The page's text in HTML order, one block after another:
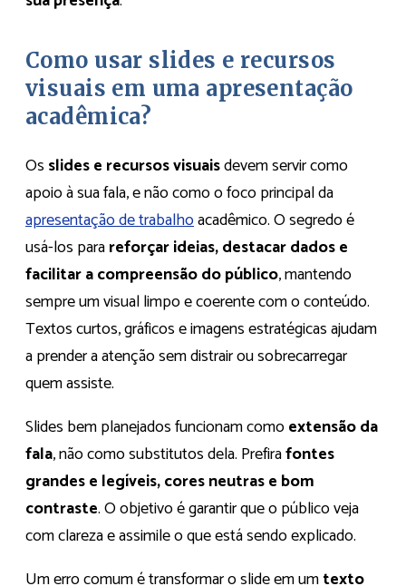
Como usar slides e recursos
visuais em uma apresentação
acadêmica?
Os slides e recursos visuaisdevem servir como
apoio à sua fala, e não como o foco principal da
apresentação de trabalhoacadêmico. O segredo é
usá-los parareforçar ideias, destacar dados e
facilitar a compreensão do público, mantendo
sempre um visual limpo e coerente com o conteúdo.
Textos curtos, gráficos e imagens estratégicas ajudam
a prender a atenção sem distrair ou sobrecarregar
quem assiste.
Slides bem planejados funcionam comoextensão da
fala, não como substitutos dela. Prefirafontes
grandes e legíveis, cores neutras e bom
contraste. O objetivo é garantir que o público veja
com clareza e assimile o que está sendo explicado.
Um erro comum é transformar o slide em umtexto